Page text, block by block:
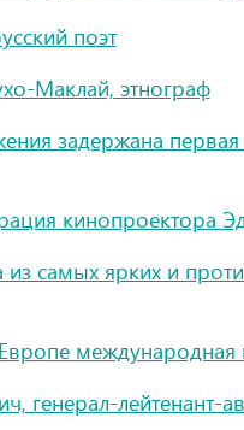
поэт
Маклай, этнограф
задержана первая
кинопроектора
самых ярких и
международная
генерал-лейтенант-